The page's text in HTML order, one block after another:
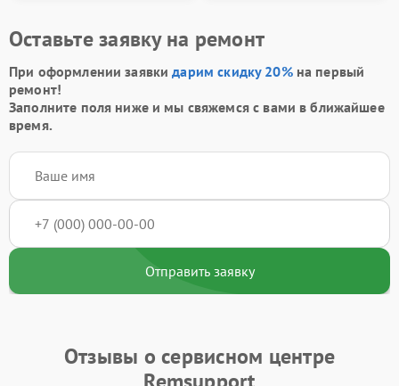
Оставьте заявку на ремонт
При оформлении заявкидарим скидку 20%на первый
ремонт!
Заполните поля ниже и мы свяжемся с вами в ближайшее
время.
Отправить заявку
Отзывы о сервисном центре